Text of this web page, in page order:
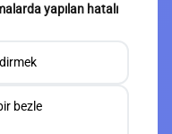
yapılan hatalı
bezle